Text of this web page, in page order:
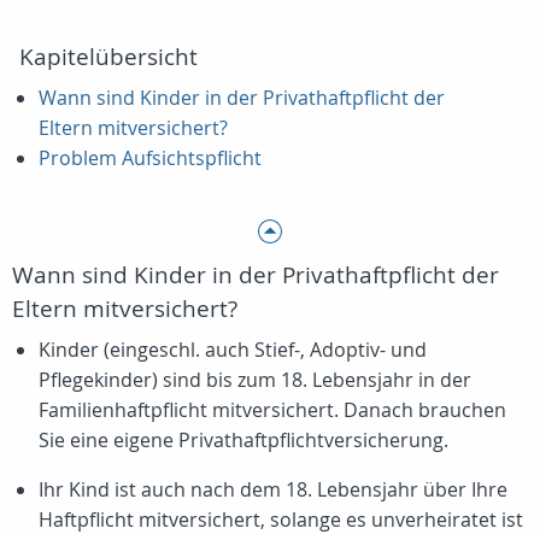
Kapitelübersicht
Wann sind Kinder in der Privathaftpflicht der
Eltern mitversichert?
Problem Aufsichtspflicht
Wann sind Kinder in der Privathaftpflicht der
Eltern mitversichert?
Kinder (eingeschl. auch Stief-, Adoptiv- und
Pflegekinder) sind bis zum 18. Lebensjahr in der
Familienhaftpflicht mitversichert. Danach brauchen
Sie eine eigene Privathaftpflichtversicherung.
Ihr Kind ist auch nach dem 18. Lebensjahr über Ihre
Haftpflicht mitversichert, solange es unverheiratet ist